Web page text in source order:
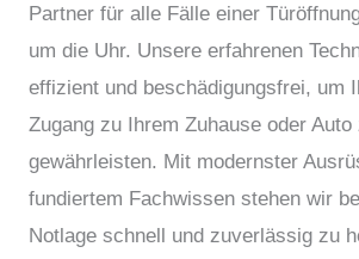
Partner für alle Fälle einer
um die Uhr. Unsere erfahrenen
effizient und beschädigungsfrei, um
Zugang zu Ihrem Zuhause oder Auto
gewährleisten. Mit modernster
fundiertem Fachwissen stehen wir
Notlage schnell und zuverlässig zu